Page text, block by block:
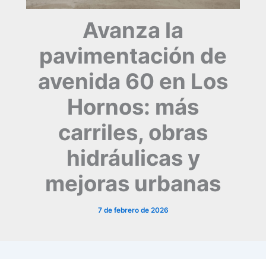
Avanza la
pavimentación de
avenida 60 en Los
Hornos: más
carriles, obras
hidráulicas y
mejoras urbanas
7 de febrero de 2026